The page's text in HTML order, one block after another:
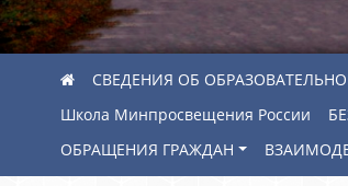
СВЕДЕНИЯ ОБ
Школа Минпросвещения России
ОБРАЩЕНИЯ ГРАЖДАН